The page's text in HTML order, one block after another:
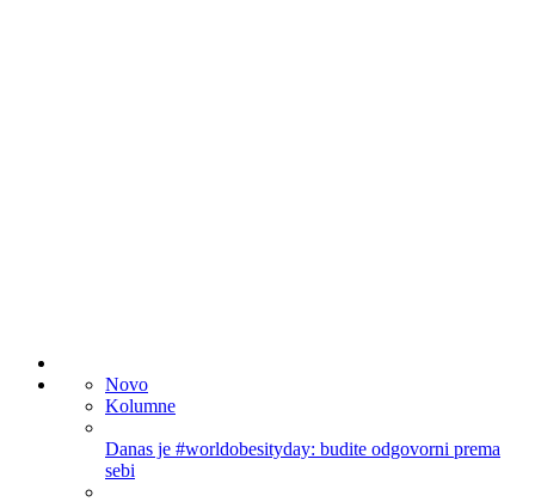
Novo
Kolumne
Danas je #worldobesityday: budite odgovorni prema
sebi